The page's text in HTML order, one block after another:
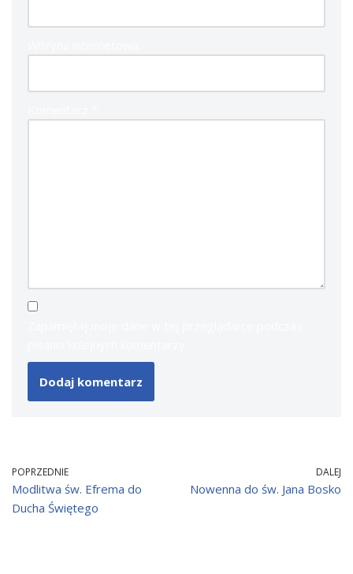
POPRZEDNIE
Modlitwa św. Efrema do
Ducha Świętego
DALEJ
Nowenna do św. Jana Bosko